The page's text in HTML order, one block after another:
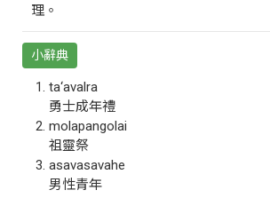
理。
小辭典
ta‘avalra
勇士成年禮
molapangolai
祖靈祭
asavasavahe
男性青年